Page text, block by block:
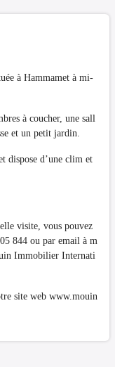
à Hammamet à mi-
à coucher, une sall
et un petit jardin.
dispose d’une clim et
visite, vous pouvez
844 ou par email à m
Immobilier Internati
site web www.mouin